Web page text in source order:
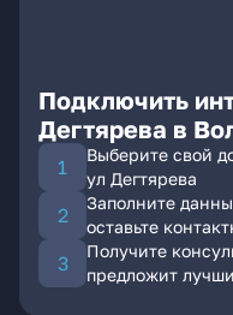
Подключить
Дегтярева в
Выберите свой
ул Дегтярева
Заполните
оставьте
Получите
предложит